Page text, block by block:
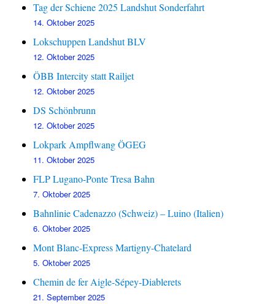
Tag der Schiene 2025 Landshut Sonderfahrt
14. Oktober 2025
Lokschuppen Landshut BLV
12. Oktober 2025
ÖBB Intercity statt Railjet
12. Oktober 2025
DS Schönbrunn
12. Oktober 2025
Lokpark Ampflwang ÖGEG
11. Oktober 2025
FLP Lugano-Ponte Tresa Bahn
7. Oktober 2025
Bahnlinie Cadenazzo (Schweiz) – Luino (Italien)
6. Oktober 2025
Mont Blanc-Express Martigny-Chatelard
5. Oktober 2025
Chemin de fer Aigle-Sépey-Diablerets
21. September 2025